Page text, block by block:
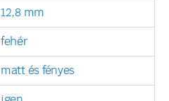
12,8 mm
fehér
matt és fényes